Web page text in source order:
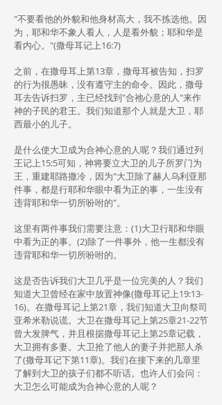
"不要看他的外貌和他身材高大，我不拣选他。因
为，耶和华不象人看人，人是看外貌；耶和华是
看内心。"(撒母耳记上16:7)
之前，在撒母耳上第13章，撒母耳被告知，扫罗
的行为很愚昧，没有遵守主的命令。因此，撒母
耳去告诉扫罗，主已经找到"合祂心意的人"来作
神的子民的君王。我们知道那个人就是大卫，耶
西最小的儿子。
是什么使大卫成为合神心意的人呢？我们通过列
王记上15:5可知，神将要立大卫的儿子所罗门为
王，重建耶路撒冷，因为"大卫除了赫人乌利亚那
件事，都是行耶和华眼中看为正的事，一生没有
违背耶和华一切所吩咐的"。
这里有两件事我们需要注意：(1)大卫行耶和华眼
中看为正的事。(2)除了一件事外，他一生都没有
违背耶和华一切所吩咐的。
这是否告诉我们大卫几乎是一位完美的人？我们
知道大卫曾经在家中放置神像(撒母耳记上19:13-
16)。在撒母耳记上第21章，我们知道大卫向祭司
亚希米勒说谎。大卫在撒母耳记上第25章21-22节
曾大发脾气，并且根据撒母耳记上第25章记载，
大卫拥有多妻。大卫抢了他人的妻子并把那人杀
了(撒母耳记下第11章)。我们在接下来的几章里
了解到大卫的孩子们都不听话。也许人们会问：
大卫怎么可能成为合神心意的人呢？